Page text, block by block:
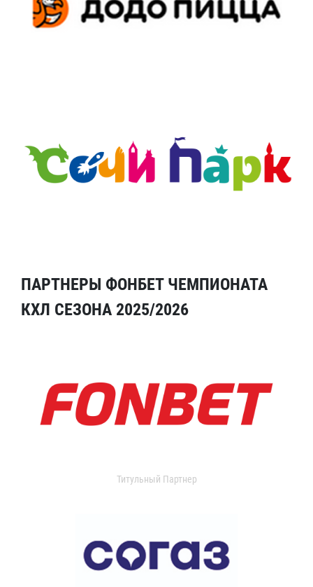
ПАРТНЕРЫ ФОНБЕТ ЧЕМПИОНАТА
КХЛ СЕЗОНА 2025/2026
Титульный Партнер